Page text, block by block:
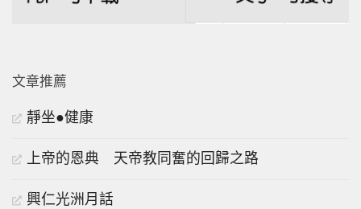
文章推薦
靜坐●健康
上帝的恩典 天帝教同奮的回歸之路
興仁光洲月話